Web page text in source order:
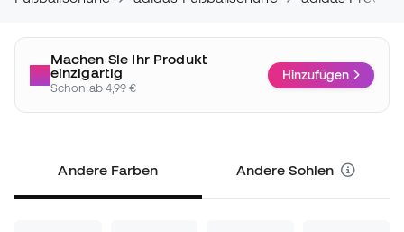
Machen Sie Ihr Produkt
einzigartig
Schon ab 4,99 €
Hinzufügen
Andere Farben Andere Sohlen